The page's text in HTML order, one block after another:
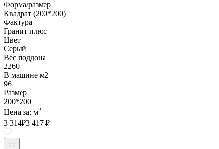
Форма/размер
Квадрат (200*200)
Фактура
Гранит плюс
Цвет
Серый
Вес поддона
2260
В машине м2
96
Размер
200*200
Цена за: м2
3 314₽3 417 ₽